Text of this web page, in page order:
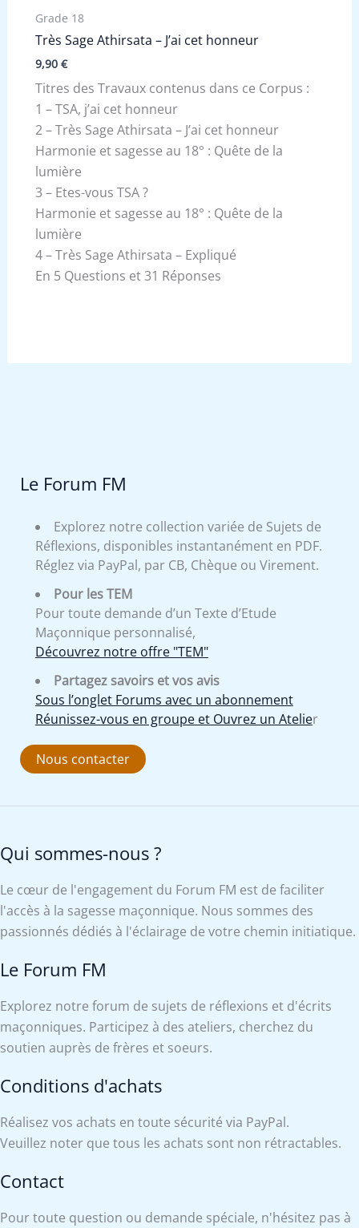
Grade 18
Très Sage Athirsata – J’ai cet honneur
9,90 €
Titres des Travaux contenus dans ce Corpus :
1 – TSA, j’ai cet honneur
2 – Très Sage Athirsata – J’ai cet honneur
Harmonie et sagesse au 18° : Quête de la
lumière
3 – Etes-vous TSA ?
Harmonie et sagesse au 18° : Quête de la
lumière
4 – Très Sage Athirsata – Expliqué
En 5 Questions et 31 Réponses
Le Forum FM
Explorez notre collection variée de Sujets de
Réflexions, disponibles instantanément en PDF.
Réglez via PayPal, par CB, Chèque ou Virement.
Pour les TEM
Pour toute demande d’un Texte d’Etude
Maçonnique personnalisé,
Découvrez notre offre "TEM"
Partagez savoirs et vos avis
Sous l’onglet Forums avec un abonnement
Réunissez-vous en groupe et Ouvrez un Atelier
Nous contacter
Qui sommes-nous ?
Le cœur de l'engagement du Forum FM est de faciliter
l'accès à la sagesse maçonnique. Nous sommes des
passionnés dédiés à l'éclairage de votre chemin initiatique.
Le Forum FM
Explorez notre forum de sujets de réflexions et d'écrits
maçonniques. Participez à des ateliers, cherchez du
soutien auprès de frères et soeurs.
Conditions d'achats
Réalisez vos achats en toute sécurité via PayPal.
Veuillez noter que tous les achats sont non rétractables.
Contact
Pour toute question ou demande spéciale, n'hésitez pas à